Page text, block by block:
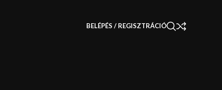
BELÉPÉS / REGISZTRÁCIÓ